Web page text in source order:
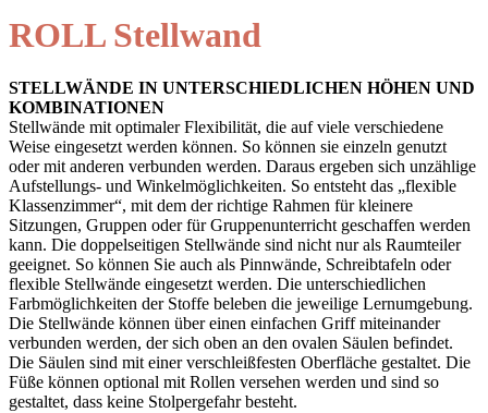
ROLL Stellwand
STELLWÄNDE IN UNTERSCHIEDLICHEN HÖHEN UND
KOMBINATIONEN
Stellwände mit optimaler Flexibilität, die auf viele verschiedene
Weise eingesetzt werden können. So können sie einzeln genutzt
oder mit anderen verbunden werden. Daraus ergeben sich unzählige
Aufstellungs- und Winkelmöglichkeiten. So entsteht das „flexible
Klassenzimmer“, mit dem der richtige Rahmen für kleinere
Sitzungen, Gruppen oder für Gruppenunterricht geschaffen werden
kann. Die doppelseitigen Stellwände sind nicht nur als Raumteiler
geeignet. So können Sie auch als Pinnwände, Schreibtafeln oder
flexible Stellwände eingesetzt werden. Die unterschiedlichen
Farbmöglichkeiten der Stoffe beleben die jeweilige Lernumgebung.
Die Stellwände können über einen einfachen Griff miteinander
verbunden werden, der sich oben an den ovalen Säulen befindet.
Die Säulen sind mit einer verschleißfesten Oberfläche gestaltet. Die
Füße können optional mit Rollen versehen werden und sind so
gestaltet, dass keine Stolpergefahr besteht.